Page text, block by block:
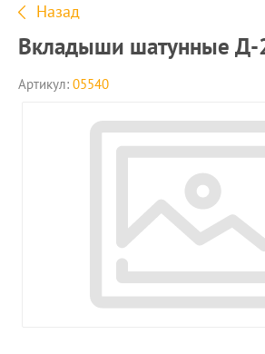
Назад
Вкладыши шатунные Д-
Артикул: 05540